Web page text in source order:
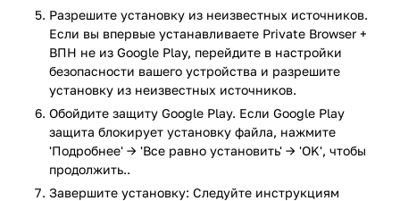
Приложение Private Browser + ВПН прошло проверку
антивирусом VirusTotal. В результате проверки по всем
последним сигнатурам заражения файлов не выявлено.
Разрешите установку из неизвестных источников.
Если вы впервые устанавливаете Private Browser +
ВПН не из Google Play, перейдите в настройки
безопасности вашего устройства и разрешите
установку из неизвестных источников.
Обойдите защиту Google Play. Если Google Play
защита блокирует установку файла, нажмите
'Подробнее' → 'Все равно установить' → 'OK', чтобы
продолжить..
Завершите установку: Следуйте инструкциям